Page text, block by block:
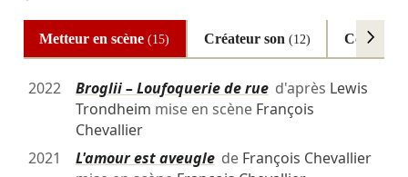
Metteur en scène(15) Créateur son (12)
2022 Broglii – Loufoquerie de rued'après Lewis
Trondheim mise en scène François
Chevallier
2021
L'amour est aveuglede François Chevallier